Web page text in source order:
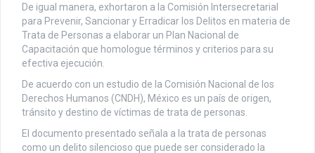
De igual manera, exhortaron a la Comisión Intersecretarial
para Prevenir, Sancionar y Erradicar los Delitos en materia de
Trata de Personas a elaborar un Plan Nacional de
Capacitación que homologue términos y criterios para su
efectiva ejecución.
De acuerdo con un estudio de la Comisión Nacional de los
Derechos Humanos (CNDH), México es un país de origen,
tránsito y destino de víctimas de trata de personas.
El documento presentado señala a la trata de personas
como un delito silencioso que puede ser considerado la